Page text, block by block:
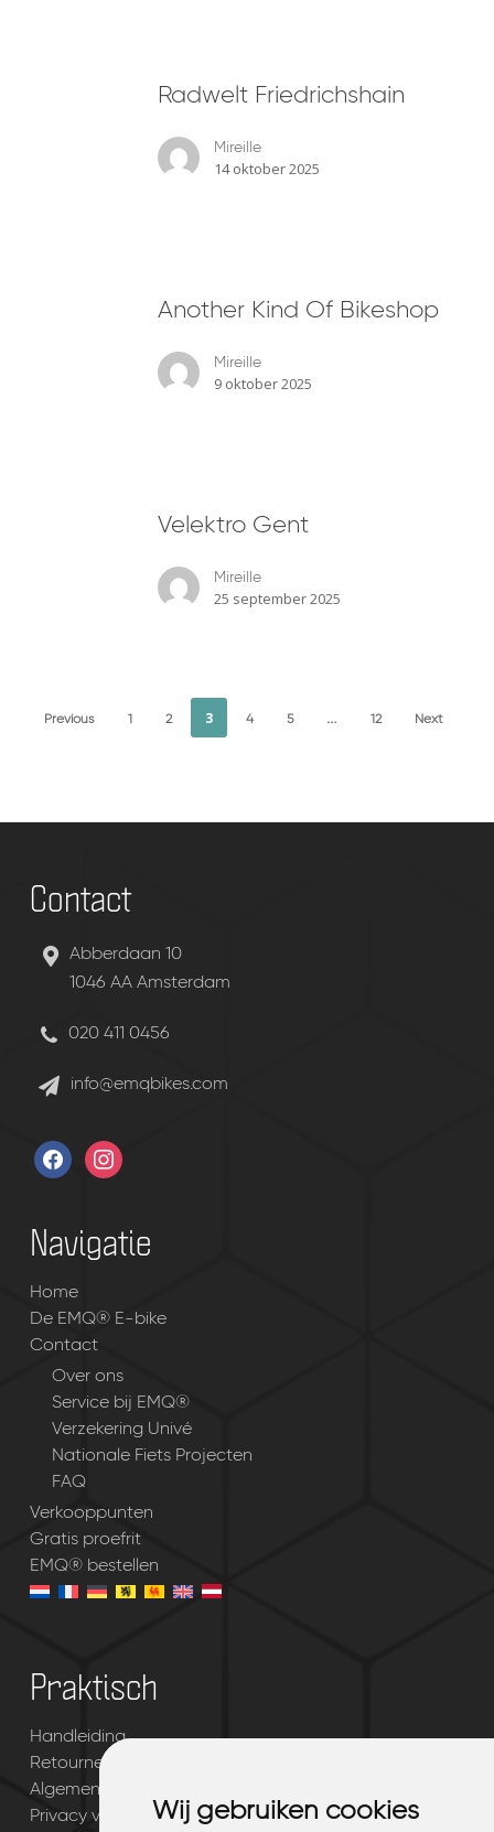
Wij gebruiken cookies
Wij gebruiken cookies
Friedrichshain
Radwelt Friedrichshain
Mireille
14 oktober 2025
Kind
Bikeshop
Another Kind Of Bikeshop
Mireille
9 oktober 2025
GentVelektro Gent
Mireille
25 september 2025
Previous 2 3 4 5 … 12 Next
Contact
Abberdaan 10
1046 AA Amsterdam
020 411 0456
info@emqbikes.com
facebookinstagram
Navigatie
Home
De EMQ® E-bike
Contact
Over ons
Service bij EMQ®
Verzekering Univé
Nationale Fiets Projecten
FAQ
Verkooppunten
Gratis proefrit
EMQ® bestellen
Praktisch
Handleiding
Retourneren & garantie
Algemene voorwaarden
Privacy verklaring